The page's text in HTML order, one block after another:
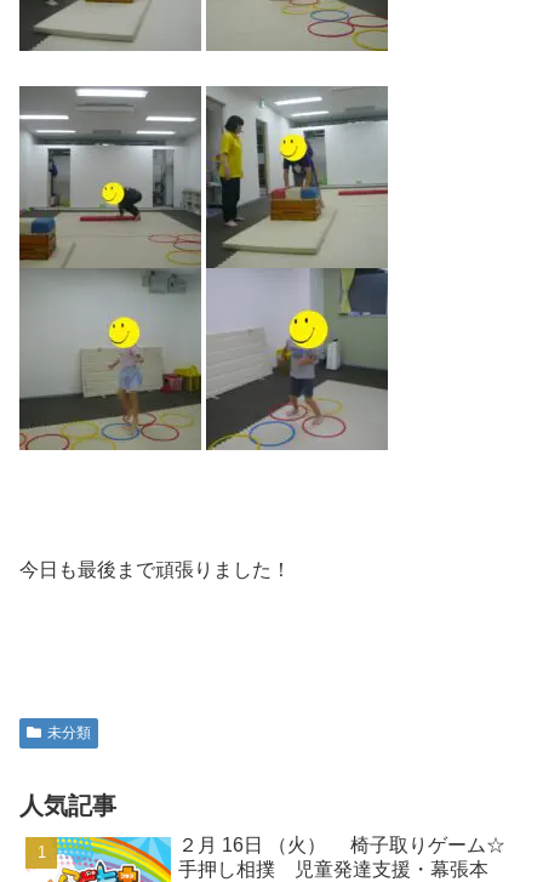
今日も最後まで頑張りました！
未分類
人気記事
２月 16日 （火） 椅子取りゲーム☆
手押し相撲 児童発達支援・幕張本